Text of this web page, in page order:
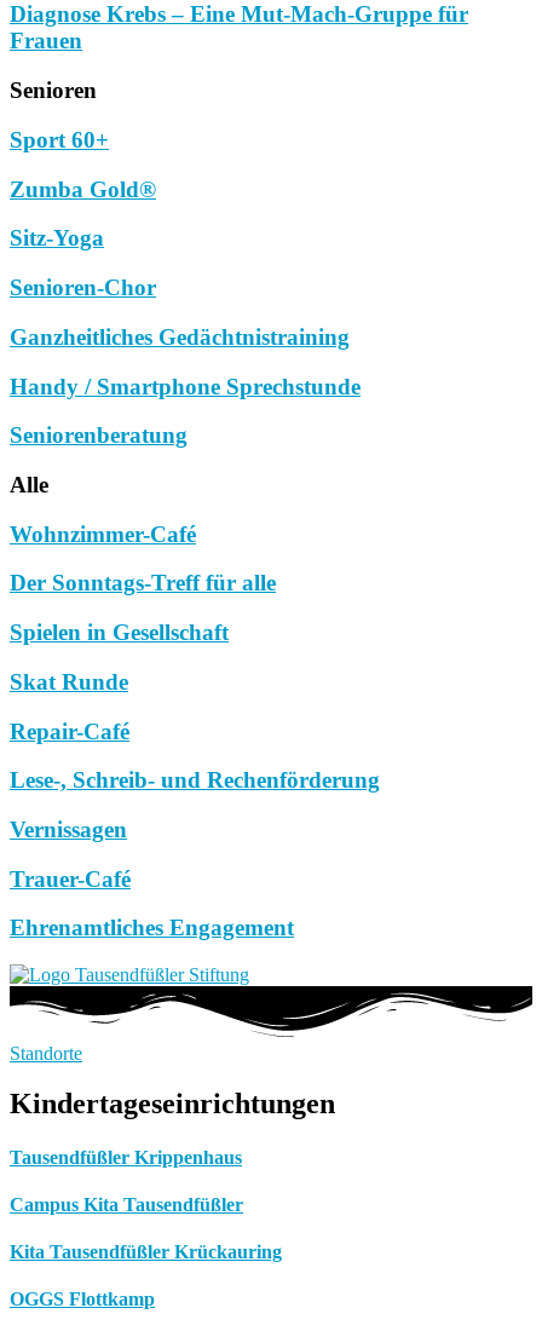
Diagnose Krebs – Eine Mut-Mach-Gruppe für
Frauen
Senioren
Sport 60+
Zumba Gold®
Sitz-Yoga
Senioren-Chor
Ganzheitliches Gedächtnistraining
Handy / Smartphone Sprechstunde
Seniorenberatung
Alle
Wohnzimmer-Café
Der Sonntags-Treff für alle
Spielen in Gesellschaft
Skat Runde
Repair-Café
Lese-, Schreib- und Rechenförderung
Vernissagen
Trauer-Café
Ehrenamtliches Engagement
Standorte
Kindertageseinrichtungen
Tausendfüßler Krippenhaus
Campus Kita Tausendfüßler
Kita Tausendfüßler Krückauring
OGGS Flottkamp